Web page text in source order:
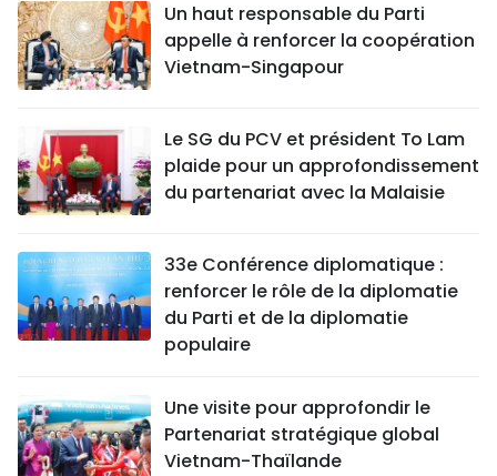
Un haut responsable du Parti
appelle à renforcer la coopération
Vietnam-Singapour
Le SG du PCV et président To Lam
plaide pour un approfondissement
du partenariat avec la Malaisie
33e Conférence diplomatique :
renforcer le rôle de la diplomatie
du Parti et de la diplomatie
populaire
Une visite pour approfondir le
Partenariat stratégique global
Vietnam-Thaïlande